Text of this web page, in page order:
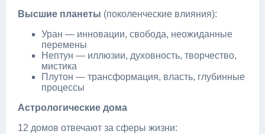
Высшие планеты (поколенческие влияния):
Уран — инновации, свобода, неожиданные
перемены
Нептун — иллюзии, духовность, творчество,
мистика
Плутон — трансформация, власть, глубинные
процессы
Астрологические дома
12 домов отвечают за сферы жизни: